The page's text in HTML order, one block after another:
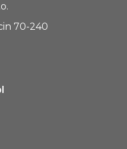
70-240